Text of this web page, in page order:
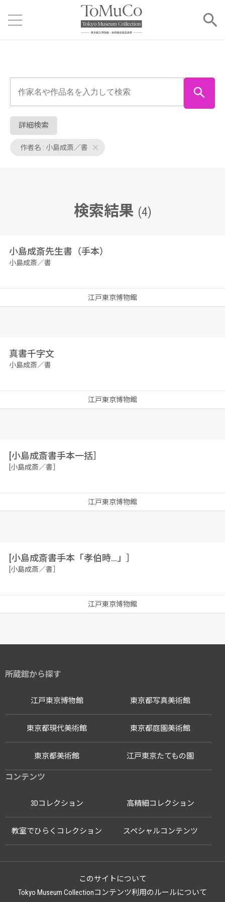
詳細検索
作者名 : 小島成斎／書
検索結果 (4)
小島成斎先生書（手本）
小島成斎／書
江戸東京博物館
真書千字文
小島成斎／書
江戸東京博物館
[小島成斎書手本一括］
[小島成斎／書］
江戸東京博物館
[小島成斎書手本「孝伯時…」］
[小島成斎／書］
江戸東京博物館
所蔵館から探す
江戸東京博物館
江戸東京たてもの園
東京都写真美術館
東京都現代美術館 東京都庭園美術館
東京都美術館
コンテンツ
3Dコレクション 高精細コレクション
教室でひらくコレクション スペシャルコンテンツ
このサイトについて
Tokyo Museum Collectionコンテンツ利用のルールについて